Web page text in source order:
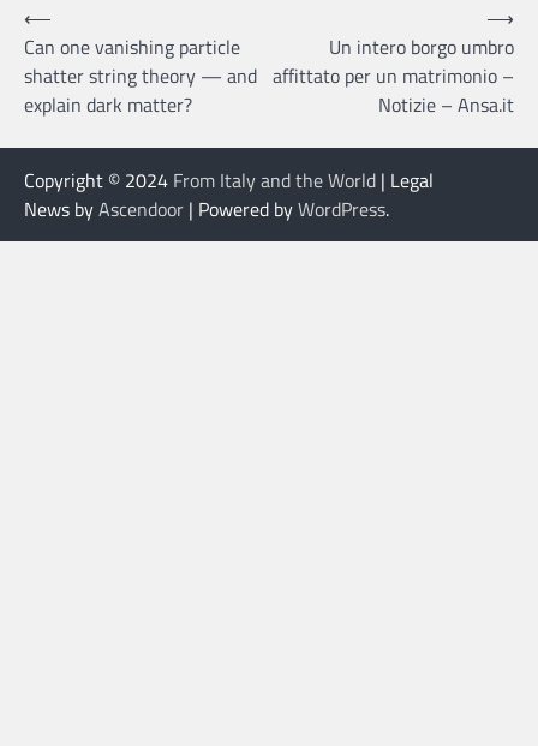
Post
navigation
⟵
Can one vanishing particle
shatter string theory — and
explain dark matter?
Un intero borgo umbro
affittato per un matrimonio –
Notizie – Ansa.it
⟶
Copyright © 2024 From Italy and the World | Legal
News byAscendoor | Powered byWordPress.